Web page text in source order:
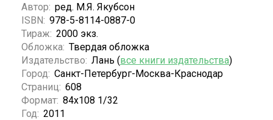
Автор: ред. М.Я. Якубсон
ISBN: 978-5-8114-0887-0
Тираж: 2000 экз.
Обложка: Твердая обложка
Издательство: Лань (все книги издательства)
Город: Санкт-Петербург-Москва-Краснодар
Страниц: 608
Формат: 84х108 1/32
Год: 2011